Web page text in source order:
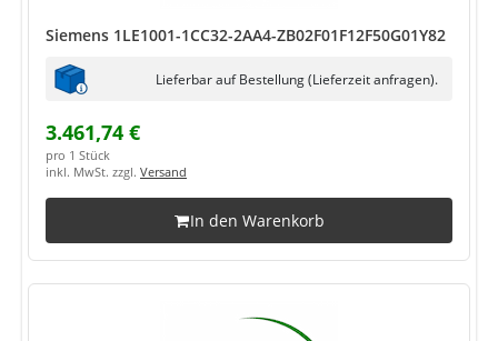
Siemens 1LE1001-1CC32-2AA4-ZB02F01F12F50G01Y82
Lieferbar auf Bestellung (Lieferzeit anfragen).
3.461,74 €
pro 1 Stück
inkl. MwSt. zzgl. Versand
In den Warenkorb